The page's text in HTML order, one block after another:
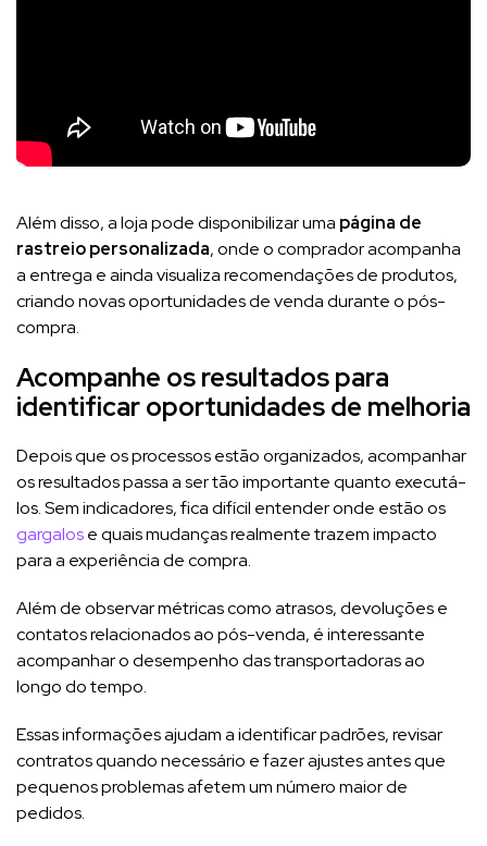
Além disso, a loja pode disponibilizar uma página de
rastreio personalizada, onde o comprador acompanha
a entrega e ainda visualiza recomendações de produtos,
criando novas oportunidades de venda durante o pós-
compra.
Acompanhe os resultados para
identificar oportunidades de melhoria
Depois que os processos estão organizados, acompanhar
os resultados passa a ser tão importante quanto executá-
los. Sem indicadores, fica difícil entender onde estão os
gargalose quais mudanças realmente trazem impacto
para a experiência de compra.
Além de observar métricas como atrasos, devoluções e
contatos relacionados ao pós-venda, é interessante
acompanhar o desempenho das transportadoras ao
longo do tempo.
Essas informações ajudam a identificar padrões, revisar
contratos quando necessário e fazer ajustes antes que
pequenos problemas afetem um número maior de
pedidos.